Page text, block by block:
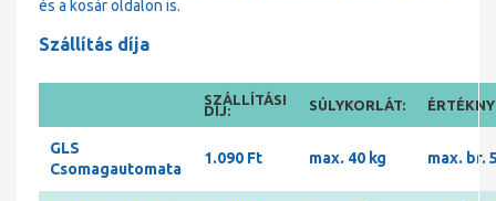
és a kosár oldalon is.
Szállítás díja
SZÁLLÍTÁSI
DÍJ: SÚLYKORLÁT:
GLS
Csomagautomata
1.090 Ft max. 40 kg max. br.